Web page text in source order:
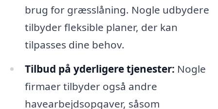
brug for græsslåning. Nogle udbydere
tilbyder fleksible planer, der kan
tilpasses dine behov.
Tilbud på yderligere tjenester: Nogle
firmaer tilbyder også andre
havearbejdsopgaver, såsom